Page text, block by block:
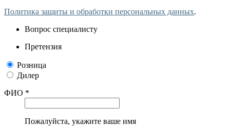
Политика защиты и обработки персональных данных.
Вопрос специалисту
Претензия
Розница
Дилер
ФИО *
Пожалуйста, укажите ваше имя